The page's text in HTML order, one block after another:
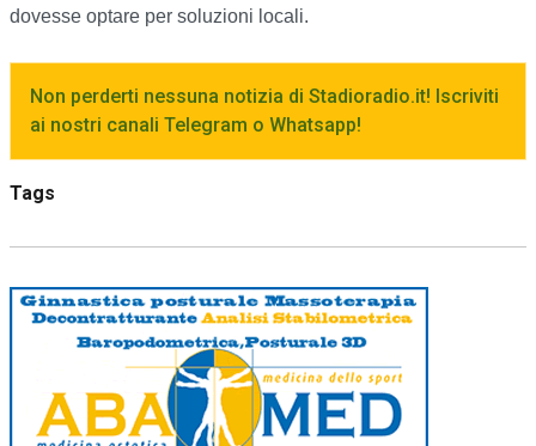
dovesse optare per soluzioni locali.
Non perderti nessuna notizia di Stadioradio.it! Iscriviti
ai nostri canali Telegram o Whatsapp!
Tags